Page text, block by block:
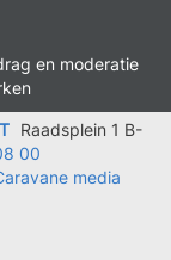
en moderatie
Raadsplein 1 B-
00
media